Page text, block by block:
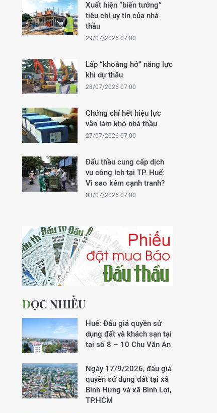
Xuất hiện “biến tướng”
tiêu chí uy tín của nhà
thầu
29/07/2026 07:00
Lấp “khoảng hở” năng lực
khi dự thầu
28/07/2026 07:00
Chứng chỉ hết hiệu lực
vẫn làm khó nhà thầu
27/07/2026 07:00
Đấu thầu cung cấp dịch
vụ công ích tại TP. Huế:
Vì sao kém cạnh tranh?
03/07/2026 07:00
ĐỌC NHIỀU
Huế: Đấu giá quyền sử
dụng đất và khách sạn tại
tại số 8 – 10 Chu Văn An
Ngày 17/9/2026, đấu giá
quyền sử dụng đất tại xã
Bình Hưng và xã Bình Lợi,
TP.HCM